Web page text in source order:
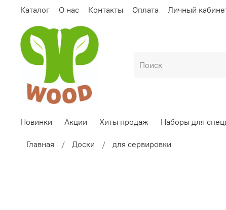
Каталог О нас Контакты Оплата Личный
Новинки Акции Хиты продаж Наборы для
Главная Доски для сервировки